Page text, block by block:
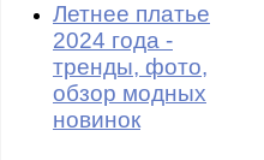
Летнее платье
2024 года -
тренды, фото,
обзор модных
новинок